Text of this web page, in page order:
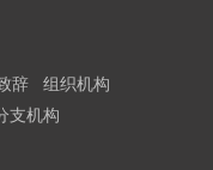
辞
组织机构
支机构